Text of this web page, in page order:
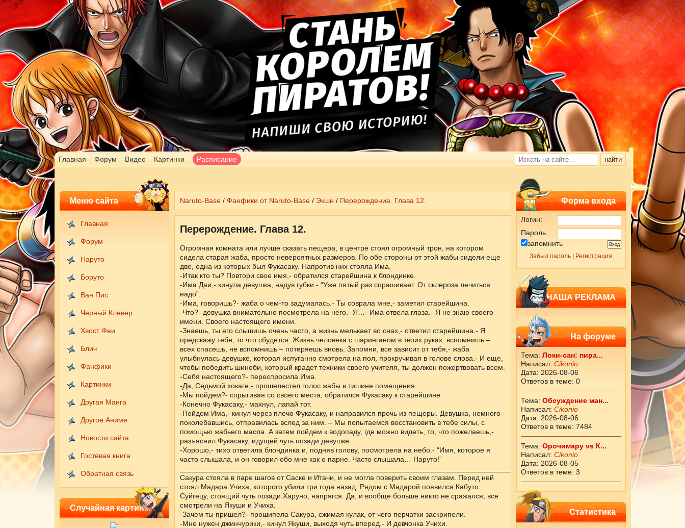
Главная Форум Видео Картинки Расписание
Меню сайта
Главная
Форум
Наруто
Боруто
Ван Пис
Черный Клевер
Хвост Феи
Блич
Фанфики
Картинки
Другая Манга
Другое Аниме
Новости сайта
Гостевая книга
Обратная связь
Случайная картинка
Форма входа
Логин:
Пароль:
запомнить
Забыл пароль Регистрация
НАША РЕКЛАМА
На форуме
Тема: Локи-сан: пира...
Написал: Cikоnio
Дата: 2026-08-06
Ответов в теме: 0
Тема: Обсуждение ман...
Написал: Cikоnio
Дата: 2026-08-06
Ответов в теме: 7484
Тема: Орочимару vs К...
Написал: Cikоnio
Дата: 2026-08-05
Ответов в теме: 3
Статистика
Naruto-Base/ Фанфики от Naruto-Base/ Экшн / Перерождение. Глава 12.
Перерождение. Глава 12.
Огромная комната или лучше сказать пещера, в центре стоял огромный трон, на котором
сидела старая жаба, просто невероятных размеров. По обе стороны от этой жабы сидели еще
две, одна из которых был Фукасаку. Напротив них стояла Има.
-Итак кто ты? Повтори свое имя,- обратился старейшина к блондинке.
-Има Даи,- кинула девушка, надув губки.- “Уже пятый раз спрашивает. От склероза лечиться
надо”.
-Има, говоришь?- жаба о чем-то задумалась.- Ты соврала мне,- заметил старейшина.
-Что?- девушка внимательно посмотрела на него.- Я…- Има отвела глаза.- Я не знаю своего
имени. Своего настоящего имени.
-Знаешь, ты его слышишь очень часто, а жизнь мелькает во снах,- ответил старейшина.- Я
предскажу тебе, то что сбудется. Жизнь человека с шаринганом в твоих руках: вспомнишь –
всех спасешь, не вспомнишь – потеряешь вновь. Запомни, все зависит от тебя,- жаба
улыбнулась девушке, которая испуганно смотрела на пол, прокручивая в голове слова.- И еще,
чтобы победить шиноби, который крадет техники своего учителя, ты должен пожертвовать всем.
-Себя настоящего?- переспросила Има.
-Да, Седьмой хокаге,- прошелестел голос жабы в тишине помещения.
-Мы пойдем?- спрыгивая со своего места, обратился Фукасаку к старейшине.
-Конечно Фукасаку,- махнул, лапай тот.
-Пойдем Има,- кинул через плечо Фукасаку, и направился прочь из пещеры. Девушка, немного
поколебавшись, отправилась вслед за ним. – Мы попытаемся восстановить в тебе силы, с
помощью жабьего масла. А затем пойдем к водопаду, где можно видеть, то, что пожелаешь,-
разъяснил Фукасаку, идущей чуть позади девушке.
-Хорошо,- тихо ответила блондинка и, подняв голову, посмотрела на небо.- “Имя, которое я
часто слышала, и он говорил обо мне как о парне. Часто слышала… Наруто!”
________________________________________________________________________________________
Сакура стояла в паре шагов от Саске и Итачи, и не могла поверить своим глазам. Перед ней
стоял Мадара Учиха, которого убили три года назад. Рядом с Мадарой появился Кабуто.
Суйгецу, стоящий чуть позади Харуно, напрягся. Да, и вообще больше никто не сражался, все
смотрели на Якуши и Учиха.
-Зачем ты пришел?- прошипела Сакура, сжимая кулак, от чего перчатки заскрипели.
-Мне нужен джинчурики,- кинул Якуши, выходя чуть вперед.- И девчонка Учихи.